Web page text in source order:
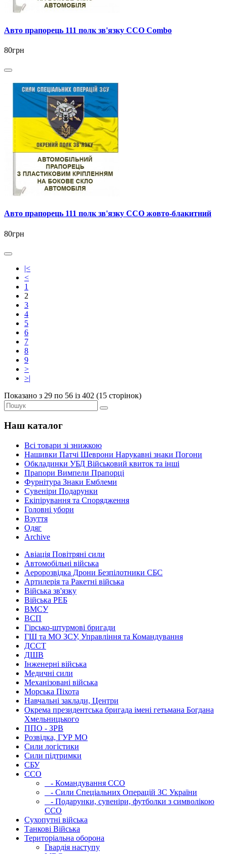
Авто прапорець 111 полк зв'язку ССО Combo
80грн
Авто прапорець 111 полк зв'язку ССО жовто-блакитний
80грн
|<
<
1
2
3
4
5
6
7
8
9
>
>|
Показано з 29 по 56 із 402 (15 сторінок)
Наш каталог
Всі товари зі знижкою
Нашивки Патчі Шеврони Нарукавні знаки Погони
Обкладинки УБД Військовий квиток та інші
Прапори Вимпели Прапорці
Фурнітура Знаки Емблеми
Сувеніри Подарунки
Екіпірування та Спорядження
Головні убори
Взуття
Одяг
Archive
Авіація Повітряні сили
Автомобільні війська
Аеророзвідка Дрони Безпілотники СБС
Артилерія та Ракетні війська
Війська зв'язку
Війська РЕБ
ВМСУ
ВСП
Гірсько-штурмові бригади
ГШ та МО ЗСУ, Управління та Командування
ДССТ
ДШВ
Інженерні війська
Медичні сили
Механізовані війська
Морська Піхота
Навчальні заклади, Центри
Окрема президентська бригада імені гетьмана Богдана
Хмельницького
ППО - ЗРВ
Розвідка, ГУР МО
Сили логістики
Сили підтримки
СБУ
ССО
- Командування ССО
- Сили Спеціальних Операцій ЗС України
- Подарунки, сувеніри, футболки з символікою
ССО
Сухопутні війська
Танкові Війська
Територіальна оборона
Гвардія наступу